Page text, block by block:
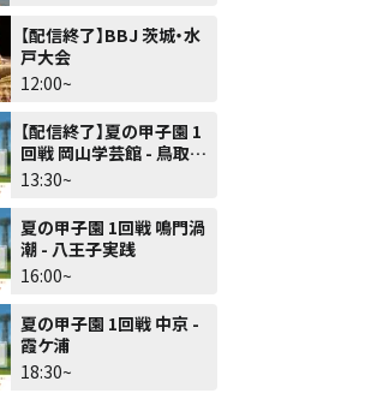
【配信終了】BBJ 茨城・水
戸大会
12:00~
【配信終了】夏の甲子園 1
回戦 岡山学芸館 - 鳥取城
北
13:30~
夏の甲子園 1回戦 鳴門渦
潮 - 八王子実践
16:00~
夏の甲子園 1回戦 中京 -
霞ケ浦
18:30~